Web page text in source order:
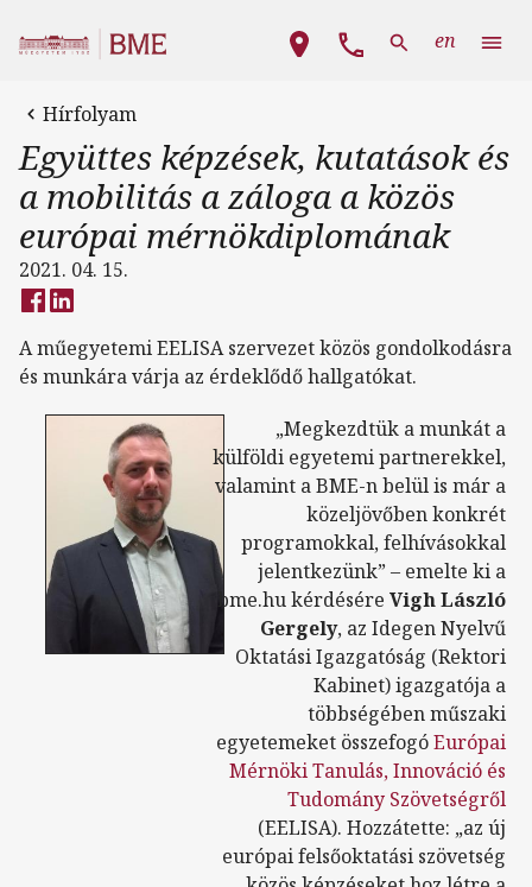
Fő navigáció
en
Hírfolyam
Együttes képzések, kutatások és
a mobilitás a záloga a közös
európai mérnökdiplomának
2021. 04. 15.
A műegyetemi EELISA szervezet közös gondolkodásra
és munkára várja az érdeklődő hallgatókat.
„Megkezdtük a munkát a
külföldi egyetemi partnerekkel,
valamint a BME-n belül is már a
közeljövőben konkrét
programokkal, felhívásokkal
jelentkezünk” – emelte ki a
bme.hu kérdésére Vigh László
Gergely, az Idegen Nyelvű
Oktatási Igazgatóság (Rektori
Kabinet) igazgatója a
többségében műszaki
egyetemeket összefogóEurópai
Mérnöki Tanulás, Innováció és
Tudomány Szövetségről
(EELISA). Hozzátette: „az új
európai felsőoktatási szövetség